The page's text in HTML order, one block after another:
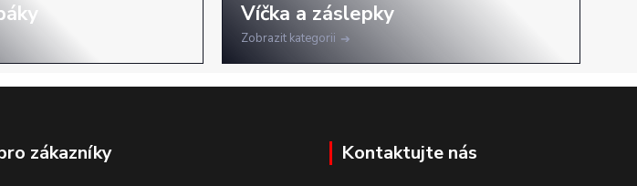
Zobrazit kategorii
zákazníky Kontaktujte nás